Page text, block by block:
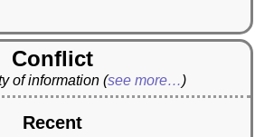
Conflict
of information (see more…)
Recent